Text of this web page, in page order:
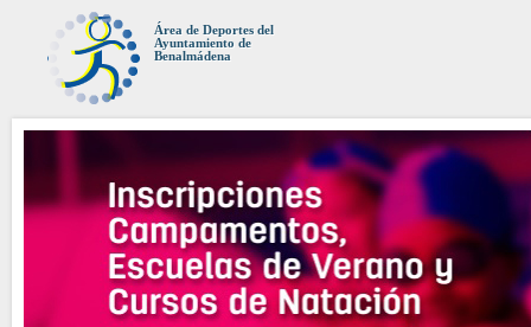
Área de Deportes del
Ayuntamiento de
Benalmádena